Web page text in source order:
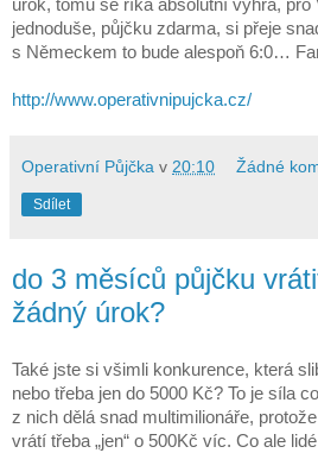
úrok, tomu se říká absolutní výhra, pro
jednoduše, půjčku zdarma, si přeje
s Německem to bude alespoň 6:0…
http://www.operativnipujcka.cz/
Operativní Půjčka v 20:10 Žádné
Sdílet
do 3 měsíců půjčku
žádný úrok?
Také jste si všimli konkurence, která
nebo třeba jen do 5000 Kč? To je síla
z nich dělá snad multimilionáře,
vrátí třeba „jen“ o 500Kč víc. Co ale